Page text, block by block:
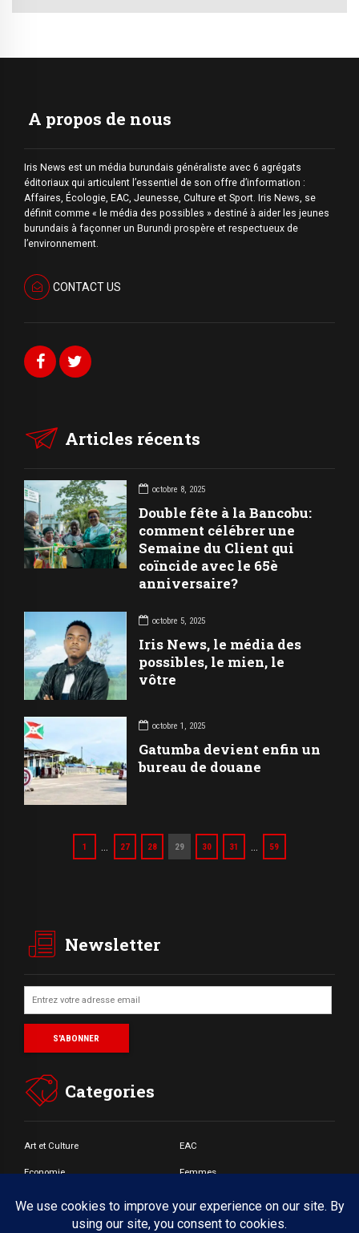
A propos de nous
Iris News est un média burundais généraliste avec 6 agrégats
éditoriaux qui articulent l’essentiel de son offre d’information :
Affaires, Écologie, EAC, Jeunesse, Culture et Sport. Iris News, se
définit comme « le média des possibles » destiné à aider les jeunes
burundais à façonner un Burundi prospère et respectueux de
l’environnement.
CONTACT US
Articles récents
octobre 8, 2025
Double fête à la Bancobu:
comment célébrer une
Semaine du Client qui
coïncide avec le 65è
anniversaire?
octobre 5, 2025
Iris News, le média des
possibles, le mien, le
vôtre
octobre 1, 2025
Gatumba devient enfin un
bureau de douane
1 27 28 29 30 31 59
Newsletter
Categories
Art et Culture EAC
Economie Femmes
Jeunes